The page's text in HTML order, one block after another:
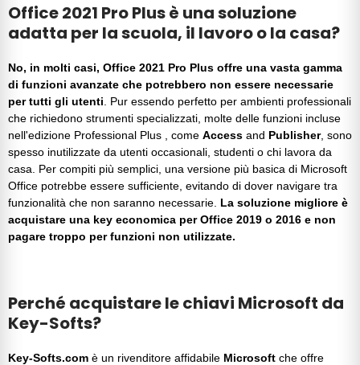
Office 2021 Pro Plus è una soluzione
adatta per la scuola, il lavoro o la casa?
No, in molti casi, Office 2021 Pro Plus offre una vasta gamma
di funzioni avanzate che potrebbero non essere necessarie
per tutti gli utenti . Pur essendo perfetto per ambienti professionali
che richiedono strumenti specializzati, molte delle funzioni incluse
nell'edizione Professional Plus , come Access and Publisher, sono
spesso inutilizzate da utenti occasionali, studenti o chi lavora da
casa. Per compiti più semplici, una versione più basica di Microsoft
Office potrebbe essere sufficiente, evitando di dover navigare tra
funzionalità che non saranno necessarie. La soluzione migliore è
acquistare una key economica per Office 2019 o 2016 e non
pagare troppo per funzioni non utilizzate.
Perché acquistare le chiavi Microsoft da
Key-Softs?
Key-Softs.com è un rivenditore affidabile Microsoft che offre